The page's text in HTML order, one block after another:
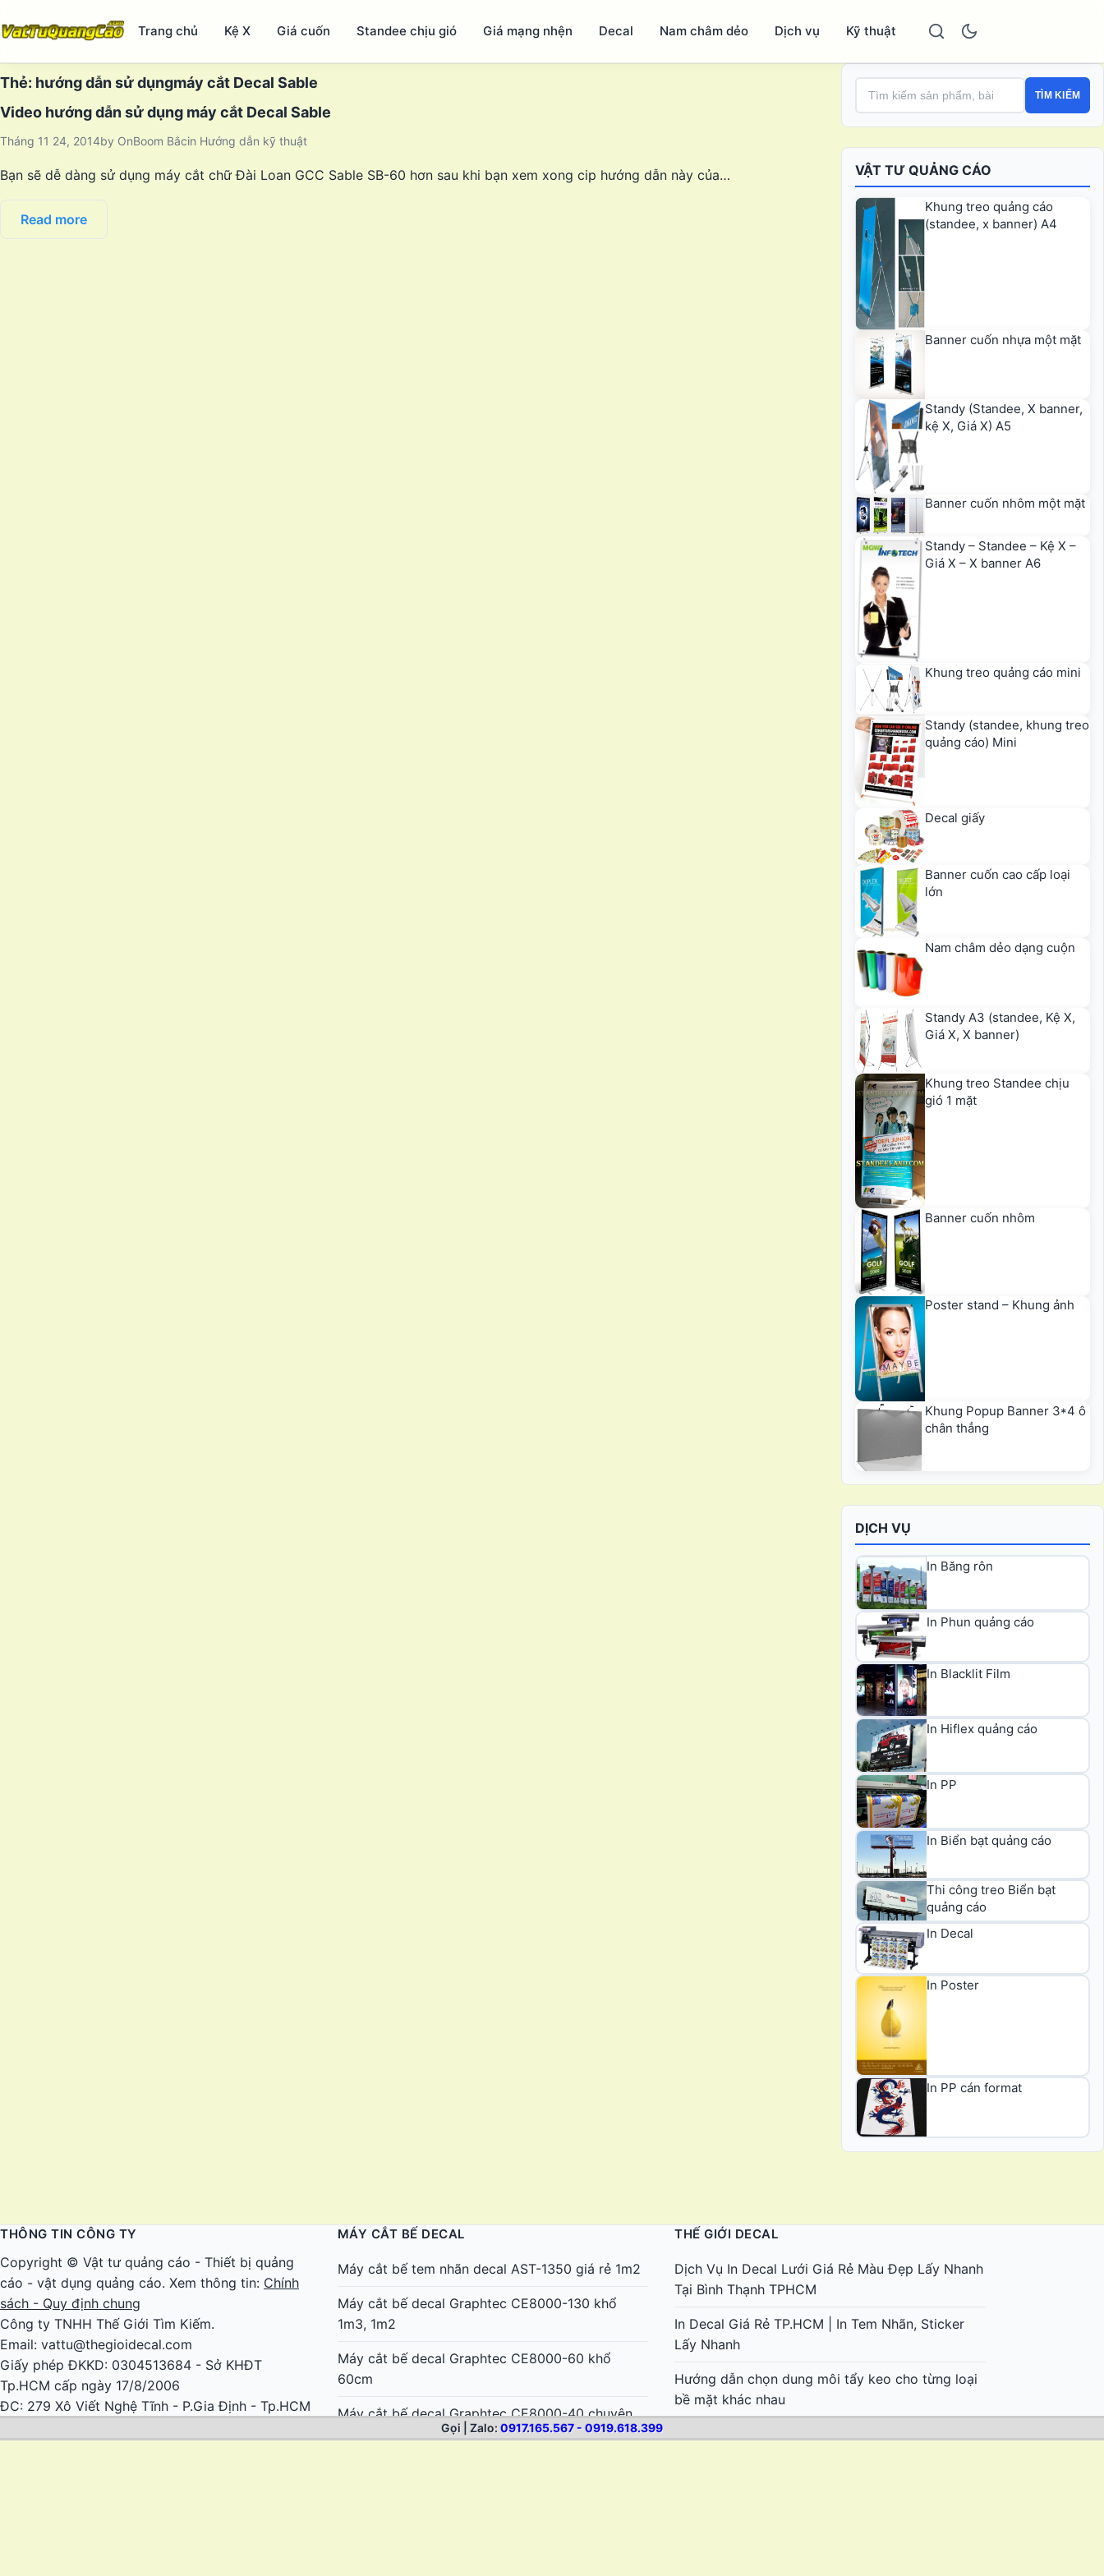
Trang chủ Kệ X Giá cuốn Standee chịu gió Giá mạng nhện Decal Nam châm dẻo Dịch vụ Kỹ thuật
Thẻ: hướng dẫn sử dụngmáy cắt Decal Sable
Video hướng dẫn sử dụng máy cắt Decal Sable
Tháng 11 24, 2014by OnBoom Bắcin Hướng dẫn kỹ thuật
Bạn sẽ dễ dàng sử dụng máy cắt chữ Đài Loan GCC Sable SB-60 hơn sau khi bạn xem xong cip hướng dẫn này của…
Read more
TÌM KIẾM
VẬT TƯ QUẢNG CÁO
Khung treo quảng cáo
(standee, x banner) A4
Banner cuốn nhựa một mặt
Standy (Standee, X banner,
kệ X, Giá X) A5
Banner cuốn nhôm một mặt
Standy – Standee – Kệ X –
Giá X – X banner A6
Khung treo quảng cáo mini
Standy (standee, khung treo
quảng cáo) Mini
Decal giấy
Banner cuốn cao cấp loại
lớn
Nam châm dẻo dạng cuộn
Standy A3 (standee, Kệ X,
Giá X, X banner)
Khung treo Standee chịu
gió 1 mặt
Banner cuốn nhôm
Poster stand – Khung ảnh
Khung Popup Banner 3*4 ô
chân thẳng
DỊCH VỤ
In Băng rôn
In Phun quảng cáo
In Blacklit Film
In Hiflex quảng cáo
In PP
In Biển bạt quảng cáo
Thi công treo Biển bạt
quảng cáo
In Decal
In Poster
In PP cán format
THÔNG TIN CÔNG TY
Copyright © Vật tư quảng cáo - Thiết bị quảng
cáo - vật dụng quảng cáo. Xem thông tin: Chính
sách - Quy định chung
Công ty TNHH Thế Giới Tìm Kiếm.
Email: vattu@thegioidecal.com
Giấy phép ĐKKD: 0304513684 - Sở KHĐT
Tp.HCM cấp ngày 17/8/2006
ĐC: 279 Xô Viết Nghệ Tĩnh - P.Gia Định - Tp.HCM
Gọi | Zalo:0917.165.567 - 0919.618.399
MÁY CẮT BẾ DECAL
Máy cắt bế tem nhãn decal AST-1350 giá rẻ 1m2
Máy cắt bế decal Graphtec CE8000-130 khổ
1m3, 1m2
Máy cắt bế decal Graphtec CE8000-60 khổ
60cm
Máy cắt bế decal Graphtec CE8000-40 chuyên
tem nhãn cho in nhanh
THẾ GIỚI DECAL
Dịch Vụ In Decal Lưới Giá Rẻ Màu Đẹp Lấy Nhanh
Tại Bình Thạnh TPHCM
In Decal Giá Rẻ TP.HCM | In Tem Nhãn, Sticker
Lấy Nhanh
Hướng dẫn chọn dung môi tẩy keo cho từng loại
bề mặt khác nhau